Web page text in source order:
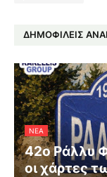
ΔΗΜΟΦΙΛΕΙΣ
ΝΕΑ
42ο Ράλλυ
οι χάρτες